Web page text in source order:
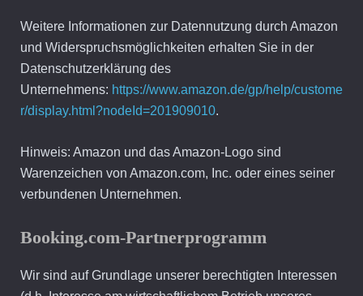
Weitere Informationen zur Datennutzung durch Amazon
und Widerspruchsmöglichkeiten erhalten Sie in der
Datenschutzerklärung des
Unternehmens: https://www.amazon.de/gp/help/custome
r/display.html?nodeId=201909010.
Hinweis: Amazon und das Amazon-Logo sind
Warenzeichen von Amazon.com, Inc. oder eines seiner
verbundenen Unternehmen.
Booking.com-Partnerprogramm
Wir sind auf Grundlage unserer berechtigten Interessen